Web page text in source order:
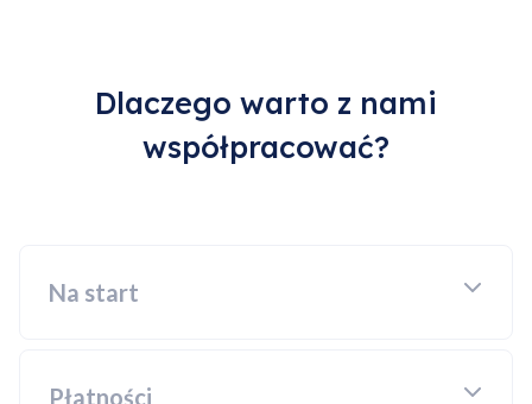
Dlaczego warto z nami
współpracować?
Na start
Płatności